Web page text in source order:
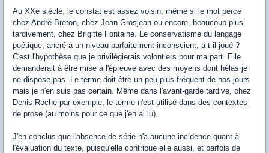
Au XXe siècle, le constat est assez voisin, même si le mot perce
chez André Breton, chez Jean Grosjean ou encore, beaucoup plus
tardivement, chez Brigitte Fontaine. Le conservatisme du langage
poétique, ancré à un niveau parfaitement inconscient, a-t-il joué ?
C'est l'hypothèse que je privilégierais volontiers pour ma part. Elle
demanderait à être mise à l'épreuve avec des moyens dont hélas je
ne dispose pas. Le terme doit être un peu plus fréquent de nos jours
mais je n'en suis pas certain. Même dans l'avant-garde tardive, chez
Denis Roche par exemple, le terme n'est utilisé dans des contextes
de prose (au moins pour ce que j'en ai lu).
J'en conclus que l'absence de série n'a aucune incidence quant à
l'évaluation du texte, puisqu'elle contribue elle aussi, et parfois de